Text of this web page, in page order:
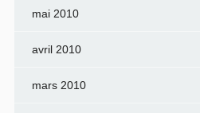
mai 2010
avril 2010
mars 2010